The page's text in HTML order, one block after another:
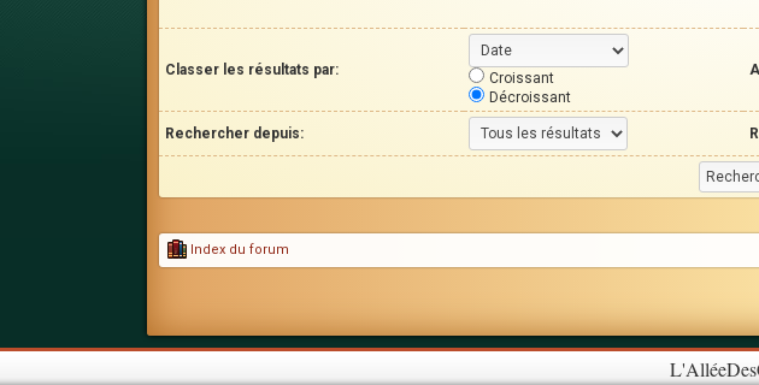
Classer les résultats par:
Croissant
Décroissant
Rechercher depuis:
Index du forum